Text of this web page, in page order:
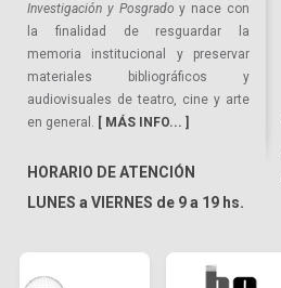
Investigación y Posgrado y nace con
la finalidad de resguardar la
memoria institucional y preservar
materiales bibliográficos y
audiovisuales de teatro, cine y arte
en general. [ MÁS INFO... ]
HORARIO DE ATENCIÓN
LUNES a VIERNES de 9 a 19 hs.